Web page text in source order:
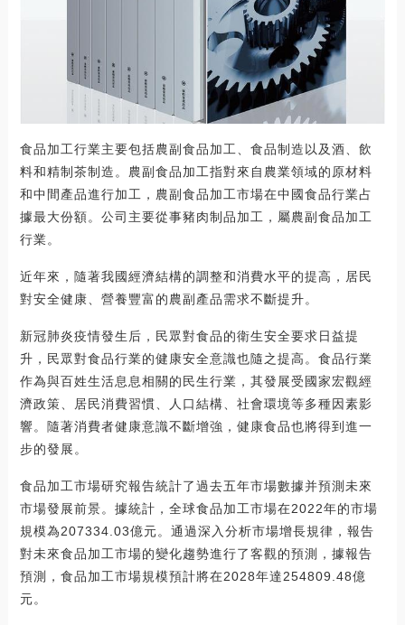
食品加工行業主要包括農副食品加工、食品制造以及酒、飲
料和精制茶制造。農副食品加工指對來自農業領域的原材料
和中間產品進行加工，農副食品加工市場在中國食品行業占
據最大份額。公司主要從事豬肉制品加工，屬農副食品加工
行業。
近年來，隨著我國經濟結構的調整和消費水平的提高，居民
對安全健康、營養豐富的農副產品需求不斷提升。
新冠肺炎疫情發生后，民眾對食品的衛生安全要求日益提
升，民眾對食品行業的健康安全意識也隨之提高。食品行業
作為與百姓生活息息相關的民生行業，其發展受國家宏觀經
濟政策、居民消費習慣、人口結構、社會環境等多種因素影
響。隨著消費者健康意識不斷增強，健康食品也將得到進一
步的發展。
食品加工市場研究報告統計了過去五年市場數據并預測未來
市場發展前景。據統計，全球食品加工市場在2022年的市場
規模為207334.03億元。通過深入分析市場增長規律，報告
對未來食品加工市場的變化趨勢進行了客觀的預測，據報告
預測，食品加工市場規模預計將在2028年達254809.48億
元。